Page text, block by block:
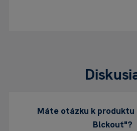
Máte otázku k produktu
Blckout"?